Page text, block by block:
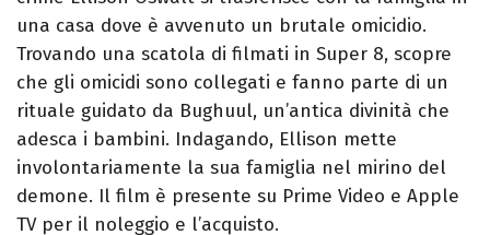
una casa dove è avvenuto un brutale omicidio.
Trovando una scatola di filmati in Super 8, scopre
che gli omicidi sono collegati e fanno parte di un
rituale guidato da Bughuul, un’antica divinità che
adesca i bambini. Indagando, Ellison mette
involontariamente la sua famiglia nel mirino del
demone. Il film è presente su Prime Video e Apple
TV per il noleggio e l’acquisto.